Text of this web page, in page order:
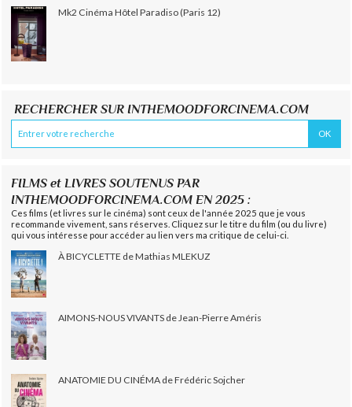
Mk2 Cinéma Hôtel Paradiso (Paris 12)
RECHERCHER SUR INTHEMOODFORCINEMA.COM
FILMS et LIVRES SOUTENUS PAR
INTHEMOODFORCINEMA.COM EN 2025 :
Ces films (et livres sur le cinéma) sont ceux de l'année 2025 que je vous
recommande vivement, sans réserves. Cliquez sur le titre du film (ou du livre)
qui vous intéresse pour accéder au lien vers ma critique de celui-ci.
À BICYCLETTE de Mathias MLEKUZ
AIMONS-NOUS VIVANTS de Jean-Pierre Améris
ANATOMIE DU CINÉMA de Frédéric Sojcher